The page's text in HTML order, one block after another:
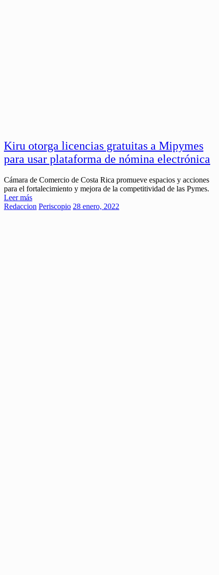
Kiru otorga licencias gratuitas a Mipymes
para usar plataforma de nómina electrónica
Cámara de Comercio de Costa Rica promueve espacios y acciones
para el fortalecimiento y mejora de la competitividad de las Pymes.
Leer más
Redaccion Periscopio 28 enero, 2022